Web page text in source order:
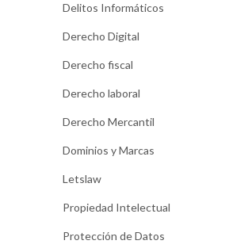
Delitos Informáticos
Derecho Digital
Derecho fiscal
Derecho laboral
Derecho Mercantil
Dominios y Marcas
Letslaw
Propiedad Intelectual
Protección de Datos